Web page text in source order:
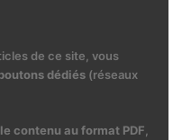
de ce site, vous
dédiés(réseaux
contenu au format PDF,